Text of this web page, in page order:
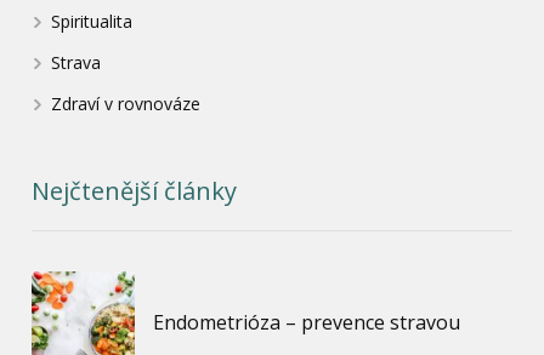
Spiritualita
Strava
Zdraví v rovnováze
Nejčtenější články
Endometrióza – prevence stravou